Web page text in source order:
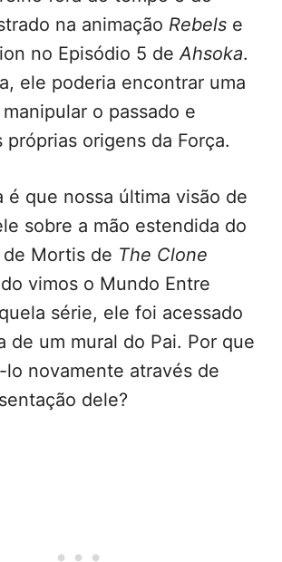
na animação Rebels e
no Episódio 5 de Ahsoka.
ele poderia encontrar uma
o passado e
próprias origens da Força.
é que nossa última visão de
sobre a mão estendida do
Mortis de The Clone
vimos o Mundo Entre
série, ele foi acessado
de um mural do Pai. Por que
lo novamente através de
dele?